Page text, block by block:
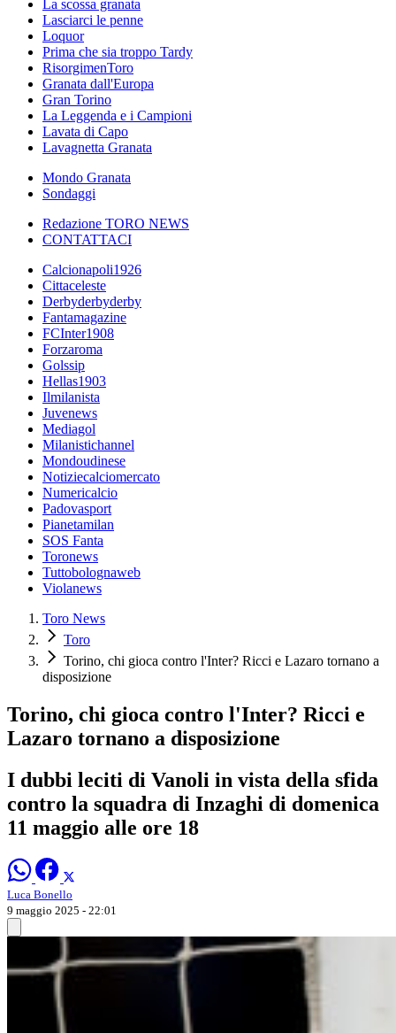
La scossa granata
Lasciarci le penne
Loquor
Prima che sia troppo Tardy
RisorgimenToro
Granata dall'Europa
Gran Torino
La Leggenda e i Campioni
Lavata di Capo
Lavagnetta Granata
Mondo Granata
Sondaggi
Redazione TORO NEWS
CONTATTACI
Calcionapoli1926
Cittaceleste
Derbyderbyderby
Fantamagazine
FCInter1908
Forzaroma
Golssip
Hellas1903
Ilmilanista
Juvenews
Mediagol
Milanistichannel
Mondoudinese
Notiziecalciomercato
Numericalcio
Padovasport
Pianetamilan
SOS Fanta
Toronews
Tuttobolognaweb
Violanews
Toro News
Toro
Torino, chi gioca contro l'Inter? Ricci e Lazaro tornano a
disposizione
Torino, chi gioca contro l'Inter? Ricci e
Lazaro tornano a disposizione
I dubbi leciti di Vanoli in vista della sfida
contro la squadra di Inzaghi di domenica
11 maggio alle ore 18
Luca Bonello
9 maggio 2025 - 22:01